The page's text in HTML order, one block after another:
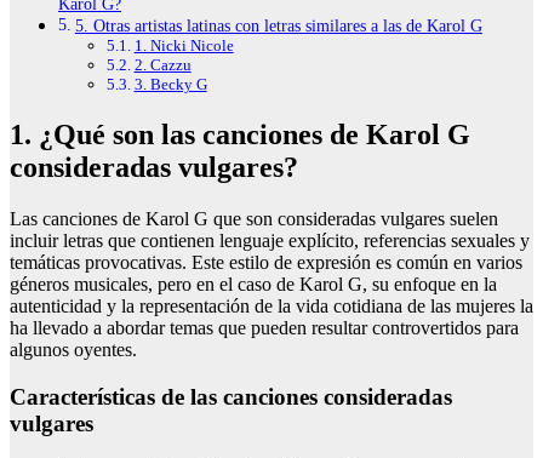
Karol G?
5. Otras artistas latinas con letras similares a las de Karol G
1. Nicki Nicole
2. Cazzu
3. Becky G
1. ¿Qué son las canciones de Karol G
consideradas vulgares?
Las canciones de Karol G que son consideradas vulgares suelen
incluir letras que contienen lenguaje explícito, referencias sexuales y
temáticas provocativas. Este estilo de expresión es común en varios
géneros musicales, pero en el caso de Karol G, su enfoque en la
autenticidad y la representación de la vida cotidiana de las mujeres la
ha llevado a abordar temas que pueden resultar controvertidos para
algunos oyentes.
Características de las canciones consideradas
vulgares